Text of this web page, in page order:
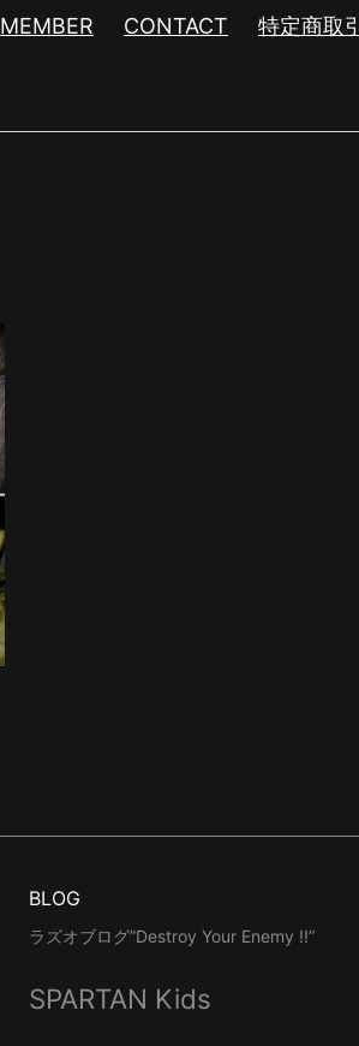
MEMBER CONTACT 特定商取
BLOG
ラズオブログ”Destroy Your Enemy !!”
SPARTAN Kids